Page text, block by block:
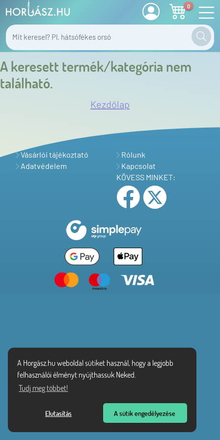
A Horgász.hu weboldal sütiket használ, hogy a legjobb
felhasználói élményt nyújthassuk Neked.
Tudj meg többet!
Elutasítás A sütik engedélyezése
0
A keresett termék/kategória nem
található.
Kezdőlap
Vásárlói tájékoztató
Adatvédelem
Rólunk
Kapcsolat
KÖVESS MINKET: